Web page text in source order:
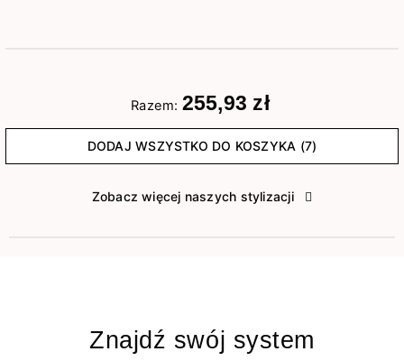
Razem: 255,93 zł
DODAJ WSZYSTKO DO KOSZYKA (7)
Zobacz więcej naszych stylizacji
Znajdź swój system